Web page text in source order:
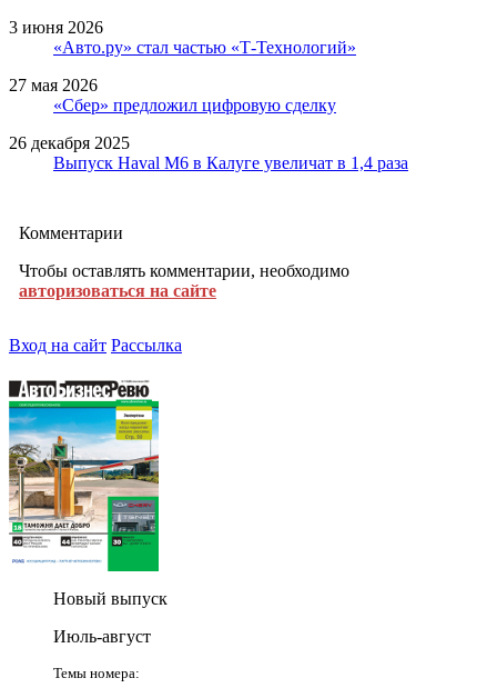
3 июня 2026
«Авто.ру» стал частью «Т-Технологий»
27 мая 2026
«Сбер» предложил цифровую сделку
26 декабря 2025
Выпуск Haval M6 в Калуге увеличат в 1,4 раза
Комментарии
Чтобы оставлять комментарии, необходимо
авторизоваться на сайте
Вход на сайт Рассылка
Новый выпуск
Июль-август
Темы номера: